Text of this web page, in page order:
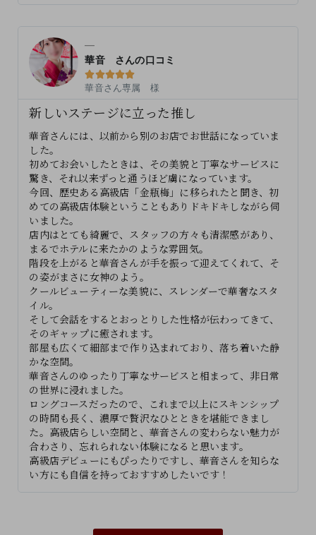
華音 さんの口コミ

華音さん専属 様
新しいステージに立った推し
華音さんには、以前から別のお店でお世話になっていま
した。
初めてお会いしたときは、その美貌と丁寧なサービスに
驚き、それ以来ずっと通うほど虜になっています。
今回、歴史ある高級店「金瓶梅」に移られたと聞き、初
めての高級店体験ということもありドキドキしながら伺
いました。
店内はとても綺麗で、スタッフの方々も清潔感があり、
まるでホテルに来たかのような雰囲気。
階段を上がると華音さんが手を振って迎えてくれて、そ
の姿がまさに女神のよう。
クールビューティーな美貌に、スレンダーで華奢なスタ
イル。
そして会話をするとおっとりした性格が伝わってきて、
そのギャップに癒されます。
部屋も広くて細部まで作り込まれており、落ち着いた静
かな空間。
華音さんのゆったり丁寧なサービスと相まって、非日常
の世界に浸れました。
ロングコースだったので、これまで以上にスキンシップ
の時間も長く、濃厚で贅沢なひとときを堪能できまし
た。高級店らしい空間と、華音さんの変わらない魅力が
合わさり、忘れられない体験になると思います。
高級店デビューにもぴったりですし、華音さんを知らな
い方にも自信を持っておすすめしたいです！